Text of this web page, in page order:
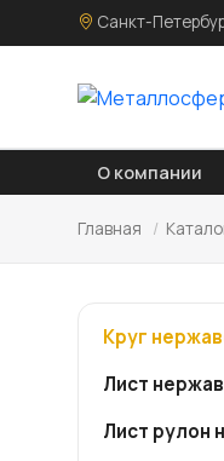
Санкт-
О компании
Главная /
Круг
Лист
Лист рулон